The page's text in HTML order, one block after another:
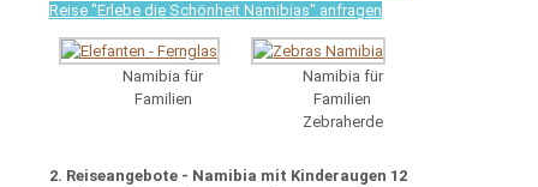
Reise "Erlebe die Schönheit Namibias" anfragen
Namibia für
Familien
Namibia für
Familien
Zebraherde
2. Reiseangebote - Namibia mit Kinderaugen 12